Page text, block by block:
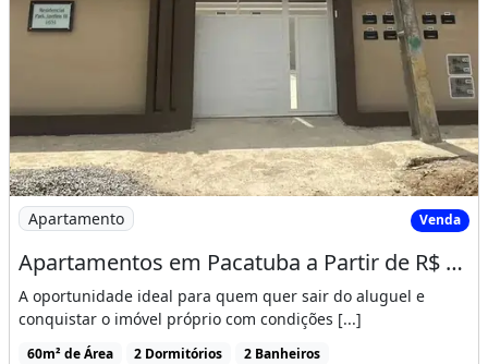
Imagem: Apartamentos em Pacatuba a Partir de R$
Apartamento Venda
Apartamentos em Pacatuba a Partir de R$ 172 Mil
A oportunidade ideal para quem quer sair do aluguel e
conquistar o imóvel próprio com condições [...]
60m² de Área 2 Dormitórios 2 Banheiros